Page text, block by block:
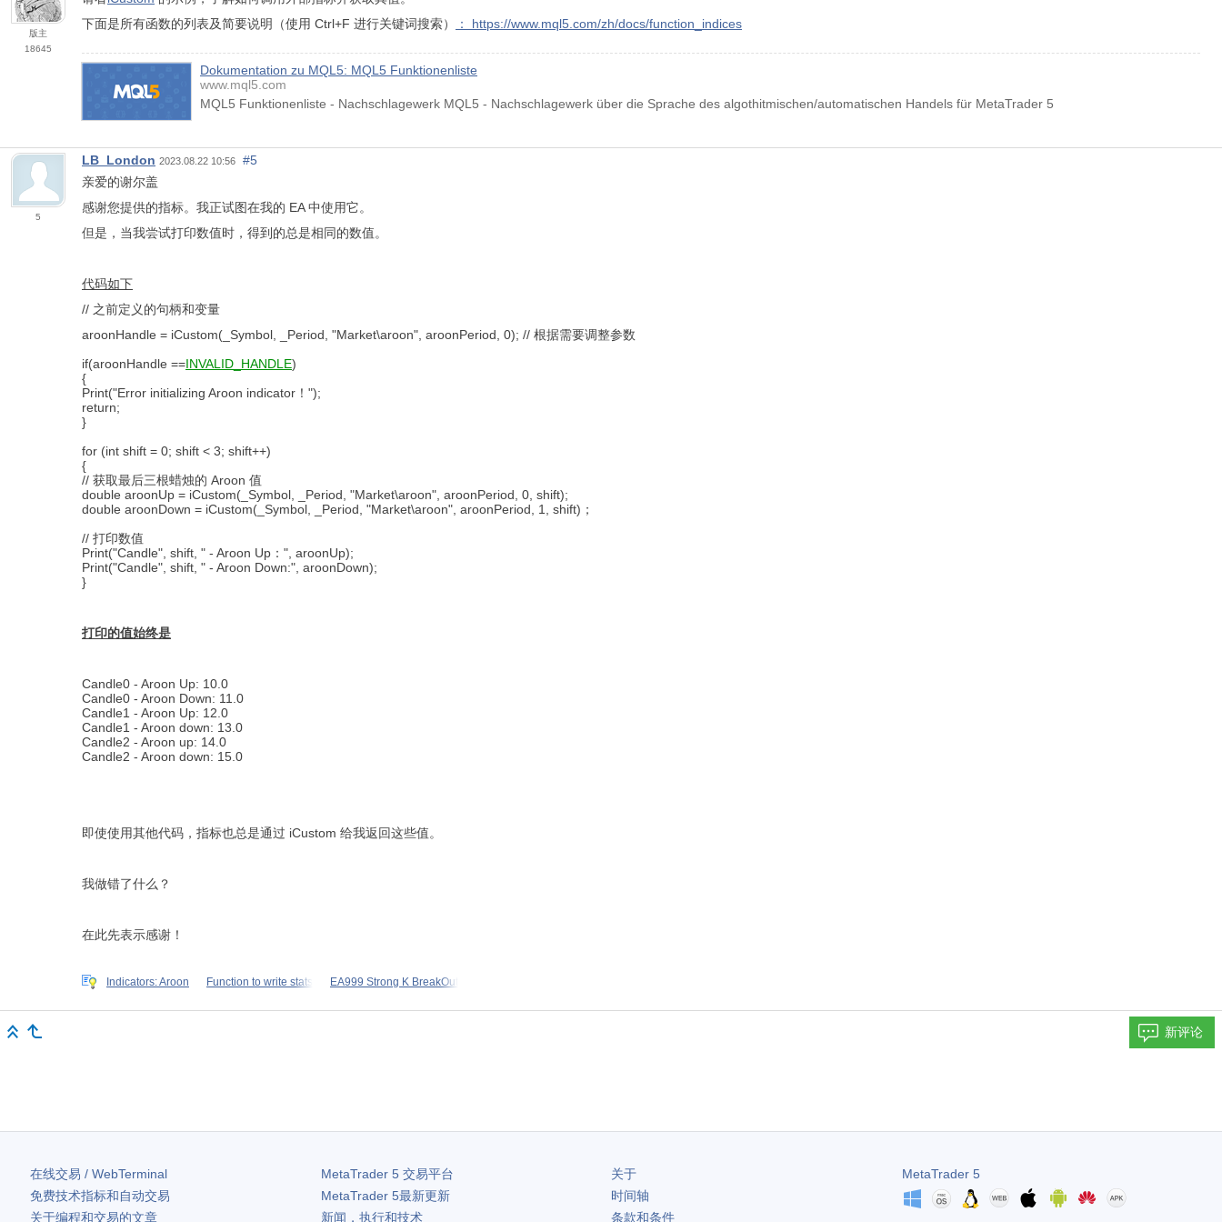
版主
18645
下面是所有函数的列表及简要说明（使用 Ctrl+F 进行关键词搜索）
： https://www.mql5.com/zh/docs/function_indices
Dokumentation zu MQL5: MQL5 Funktionenliste
www.mql5.com
MQL5 Funktionenliste - Nachschlagewerk MQL5 - Nachschlagewerk über die Sprache des algothitmischen/automatischen Handels für MetaTrader 5
5
LB_London 2023.08.22 10:56
#5
亲爱的谢尔盖
感谢您提供的指标。我正试图在我的 EA 中使用它。
但是，当我尝试打印数值时，得到的总是相同的数值。
代码如下
// 之前定义的句柄和变量
aroonHandle = iCustom(_Symbol, _Period, "Market\aroon", aroonPeriod, 0); // 根据需要调整参数
if(aroonHandle ==INVALID_HANDLE)
{
Print("Error initializing Aroon indicator！");
return;
}
for (int shift = 0; shift < 3; shift++)
{
// 获取最后三根蜡烛的 Aroon 值
double aroonUp = iCustom(_Symbol, _Period, "Market\aroon", aroonPeriod, 0, shift);
double aroonDown = iCustom(_Symbol, _Period, "Market\aroon", aroonPeriod, 1, shift)；
// 打印数值
Print("Candle", shift, " - Aroon Up：", aroonUp);
Print("Candle", shift, " - Aroon Down:", aroonDown);
}
打印的值始终是
Candle0 - Aroon Up: 10.0
Candle0 - Aroon Down: 11.0
Candle1 - Aroon Up: 12.0
Candle1 - Aroon down: 13.0
Candle2 - Aroon up: 14.0
Candle2 - Aroon down: 15.0
即使使用其他代码，指标也总是通过 iCustom 给我返回这些值。
我做错了什么？
在此先表示感谢！
Indicators: Aroon Function to write stats EA999 Strong K BreakOut
新评论
在线交易 / WebTerminal
免费技术指标和自动交易
关于编程和交易的文章
MetaTrader 5交易平台
MetaTrader 5最新更新
新闻，执行和技术
关于
时间轴
条款和条件
MetaTrader 5